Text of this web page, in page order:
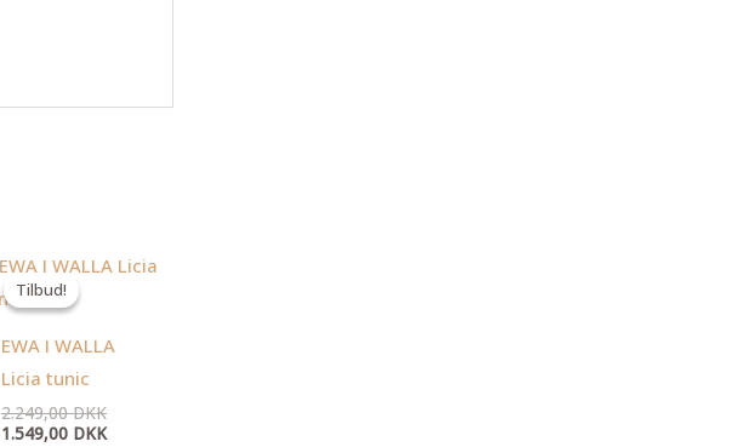
Tilbud!
Tilbud!
EWA I WALLA
Licia tunic
2.249,00DKK
Den
oprindelige
2.249,00 DKK.
1.549,00 DKK
Den
aktuelle
1.549,00 DKK.